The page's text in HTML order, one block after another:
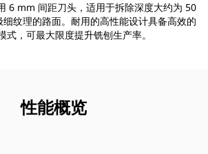
6 mm 间距刀头，适用于拆除深度大约为 50
纹理的路面。耐用的高性能设计具备高效的
式，可最大限度提升铣刨生产率。
性能概览